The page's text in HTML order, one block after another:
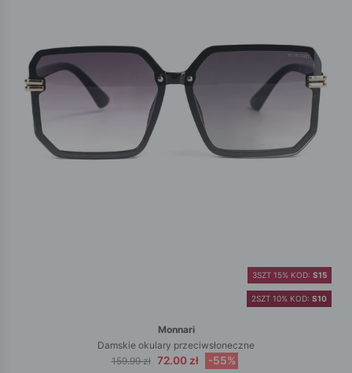
2SZT 10% KOD: S10
3SZT 15% KOD: S15
Monnari
Damskie okulary przeciwsłoneczne
159.99 zł 72.00 zł -55%